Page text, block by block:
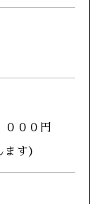
０００円
す）